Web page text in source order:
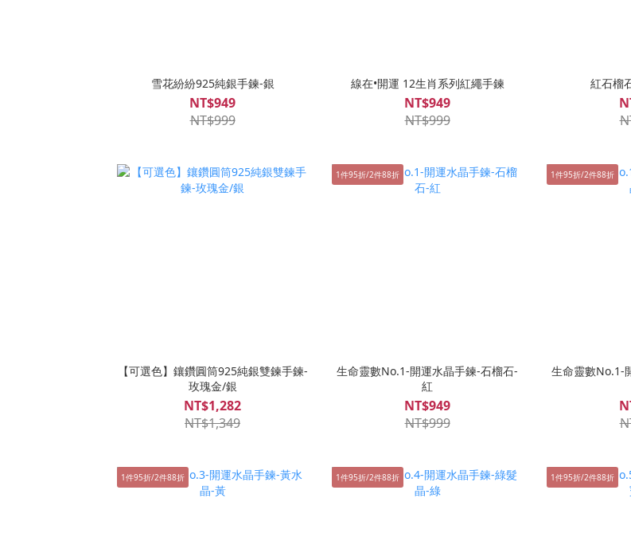
雪花紛紛925純銀手鍊-銀
NT$949
NT$999
線在•開運 12生肖系列紅繩手鍊
NT$949
NT$999
紅石榴
【可選色】鑲鑽圓筒925純銀雙鍊手鍊-
玫瑰金/銀
NT$1,282
NT$1,349
1件95折/2件88折
生命靈數No.1-開運水晶手鍊-石榴石-
紅
NT$949
NT$999
1件95折/2件88折
生命靈數No.1-
1件95折/2件88折 1件95折/2件88折 1件95折/2件88折